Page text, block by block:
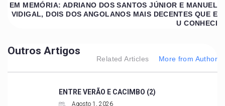
EM MEMÓRIA: ADRIANO DOS SANTOS JÚNIOR E MANUEL
VIDIGAL, DOIS DOS ANGOLANOS MAIS DECENTES QUE E
U CONHECI
Outros Artigos
Related Articles More from Author
ENTRE VERÃO E CACIMBO (2)
Agosto 1, 2026